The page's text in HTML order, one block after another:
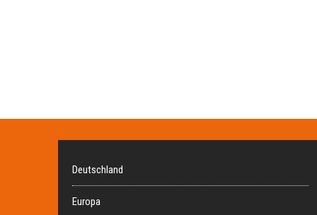
Deutschland
Europa